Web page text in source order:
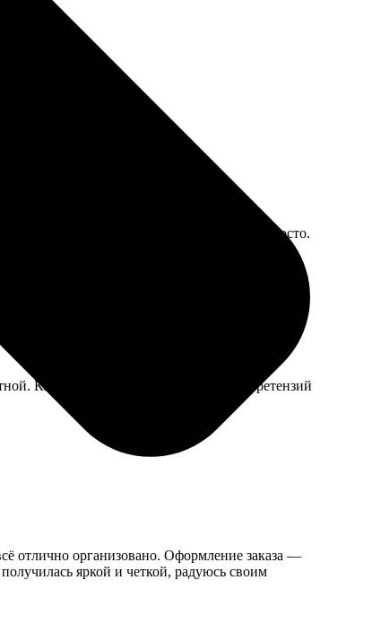
выбрала параметры, оплатила — всё просто.
Коллеги разобрали, все довольны, претензий
отлично организовано. Оформление заказа —
яркой и четкой, радуюсь своим